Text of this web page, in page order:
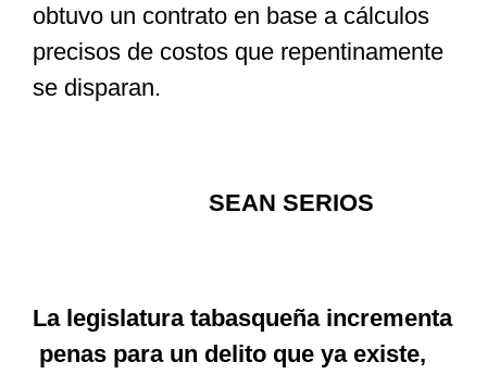
obtuvo un contrato en base a cálculos
precisos de costos que repentinamente
se disparan.
SEAN SERIOS
La legislatura tabasqueña incrementa
penas para un delito que ya existe,